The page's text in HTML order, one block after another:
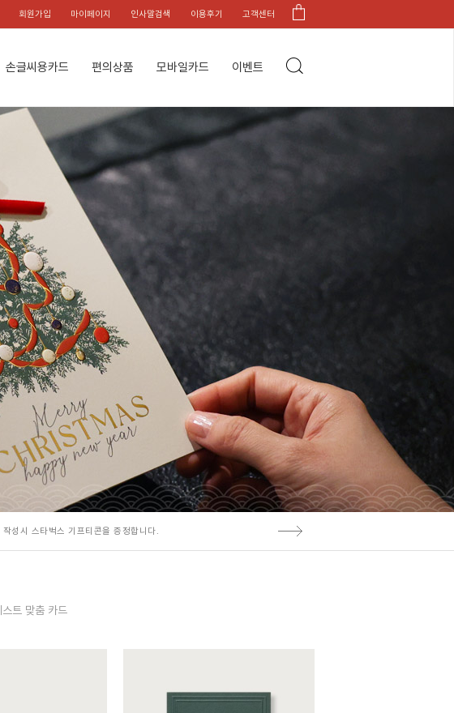
회원가입 마이페이지 인사말검색 이용후기 고객센터
손글씨용카드 편의상품 모바일카드 이벤트
작성시 스타벅스 기프티콘을 증정합니다.
스트 맞춤 카드